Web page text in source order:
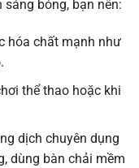
bóng, bạn nên:
hóa chất mạnh như
thể thao hoặc khi
dịch chuyên dụng
dùng bàn chải mềm